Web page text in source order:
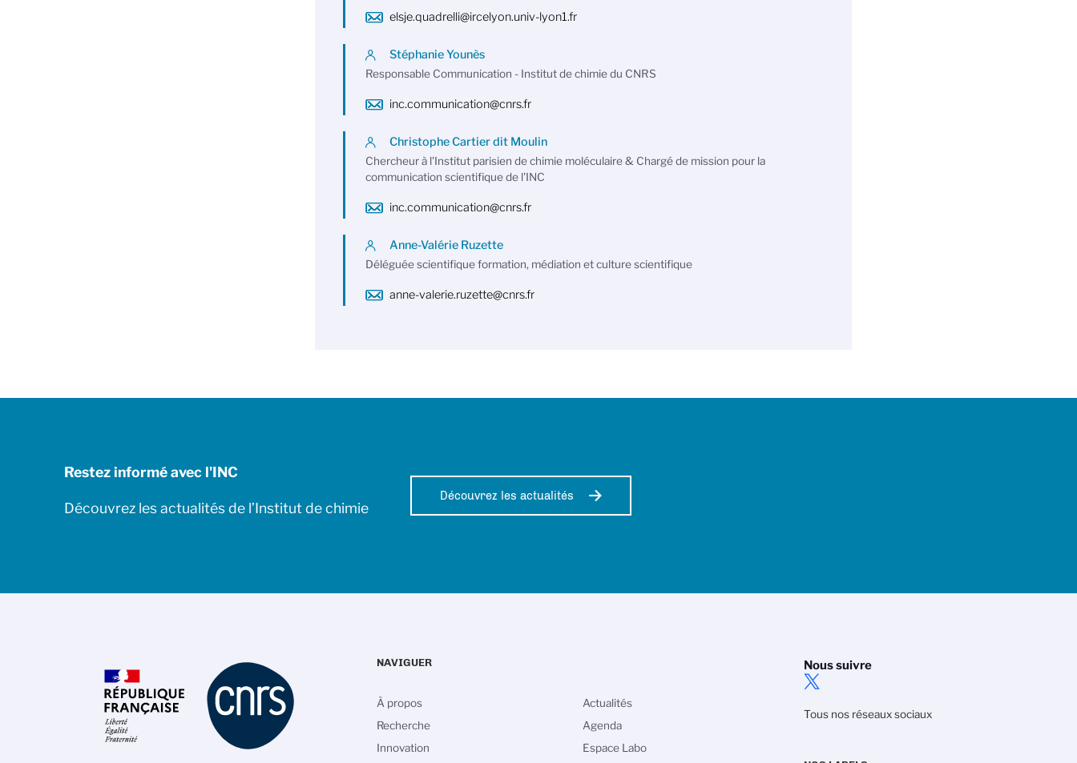
elsje.quadrelli@ircelyon.univ-lyon1.fr
Stéphanie Younès
Responsable Communication - Institut de chimie du CNRS
inc.communication@cnrs.fr
Christophe Cartier dit Moulin
Chercheur à l'Institut parisien de chimie moléculaire & Chargé de mission pour la
communication scientifique de l'INC
inc.communication@cnrs.fr
Anne-Valérie Ruzette
Déléguée scientifique formation, médiation et culture scientifique
anne-valerie.ruzette@cnrs.fr
Restez informé avec l'INC
Découvrez les actualités de l’Institut de chimie
Découvrez les actualités
Nous suivre
Tous nos réseaux sociaux
NAVIGUER
À propos
Recherche
Innovation
Actualités
Agenda
Espace Labo